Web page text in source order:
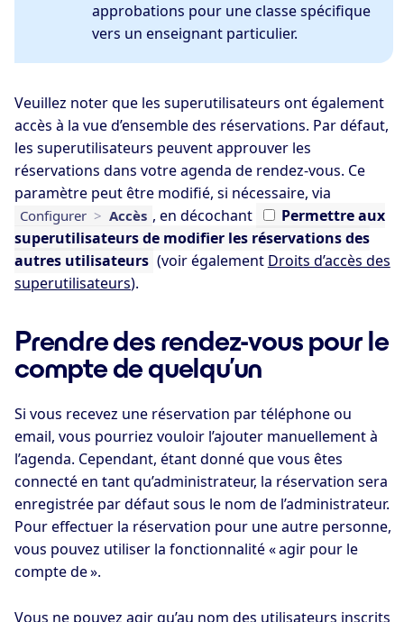
approbations pour une classe spécifique
vers un enseignant particulier.
Veuillez noter que les superutilisateurs ont également
accès à la vue d’ensemble des réservations. Par défaut,
les superutilisateurs peuvent approuver les
réservations dans votre agenda de rendez-vous. Ce
paramètre peut être modifié, si nécessaire, via
Configurer > Accès , en décochant Permettreaux
superutilisateurs de modifier les réservations des
autres utilisateurs (voir également Droits d’accès des
superutilisateurs).
Prendre des rendez-vous pour le
compte de quelqu’un
Si vous recevez une réservation par téléphone ou
email, vous pourriez vouloir l’ajouter manuellement à
l’agenda. Cependant, étant donné que vous êtes
connecté en tant qu’administrateur, la réservation sera
enregistrée par défaut sous le nom de l’administrateur.
Pour effectuer la réservation pour une autre personne,
vous pouvez utiliser la fonctionnalité « agir pour le
compte de ».
Vous ne pouvez agir qu’au nom des utilisateurs inscrits